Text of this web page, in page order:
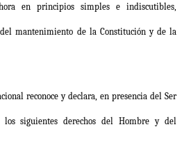
en principios simples e indiscutibles,
mantenimiento de la Constitución y de la
reconoce y declara, en presencia del Ser
los siguientes derechos del Hombre y del